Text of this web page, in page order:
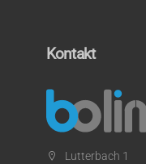
Kontakt
Lutterbach 1